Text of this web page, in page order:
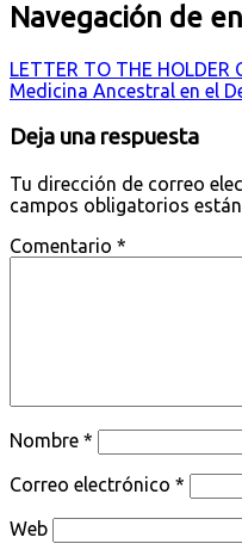
Navegación de
LETTER TO THE HOLDER
Medicina Ancestral en el
Deja una respuesta
Tu dirección de correo
campos obligatorios
Comentario *
Nombre *
Correo electrónico *
Web